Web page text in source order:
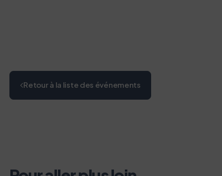
Retour à la liste des événements